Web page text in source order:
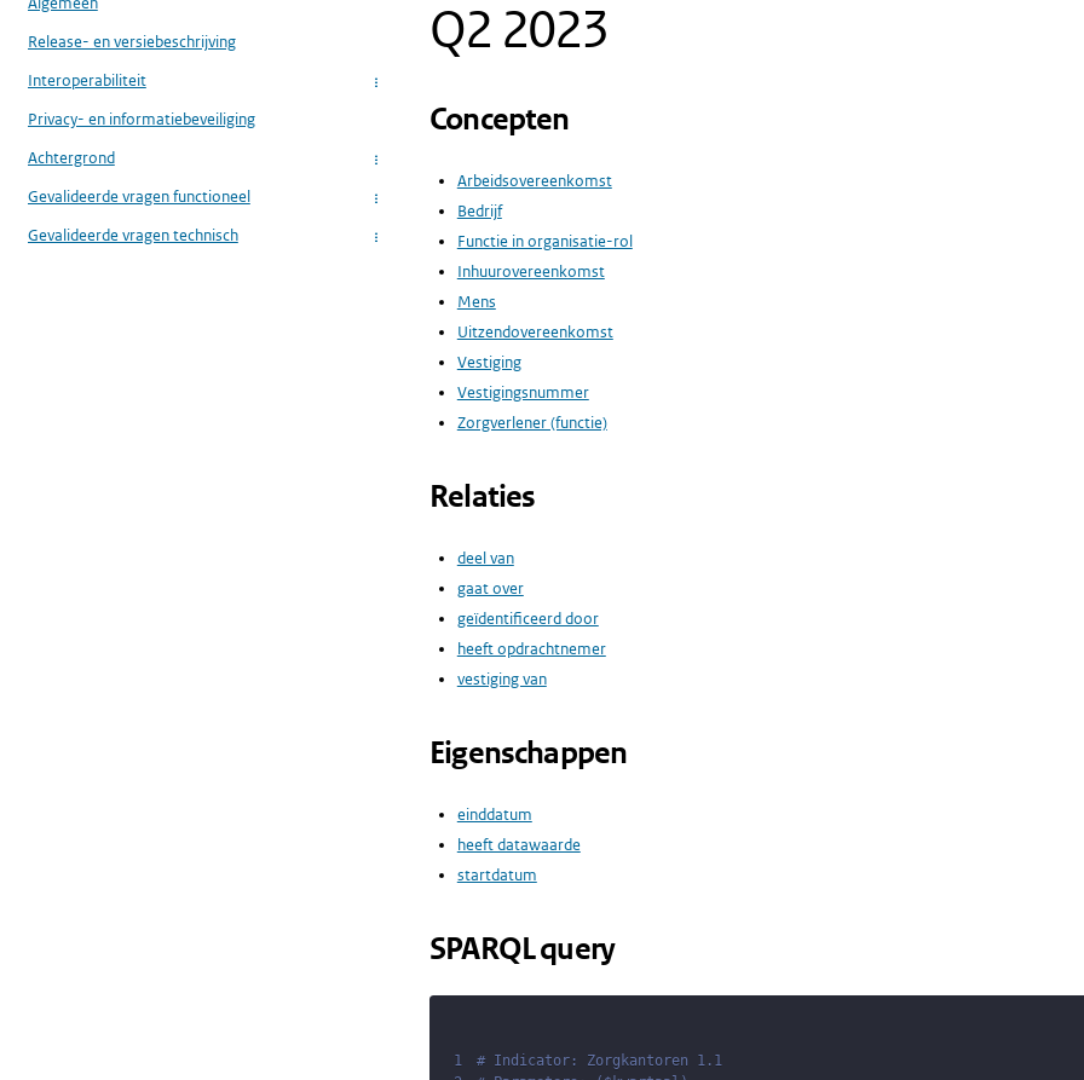
Release- en versiebeschrijving
Interoperabiliteit
...
Privacy- en informatiebeveiliging
Achtergrond
...
Gevalideerde vragen functioneel ...
Gevalideerde vragen technisch ...
Q2 2023
Concepten
Arbeidsovereenkomst
Bedrijf
Functie in organisatie-rol
Inhuurovereenkomst
Mens
Uitzendovereenkomst
Vestiging
Vestigingsnummer
Zorgverlener (functie)
Relaties
deel van
gaat over
geïdentificeerd door
heeft opdrachtnemer
vestiging van
Eigenschappen
einddatum
heeft datawaarde
startdatum
SPARQL query
1
# Indicator: Zorgkantoren 1.1